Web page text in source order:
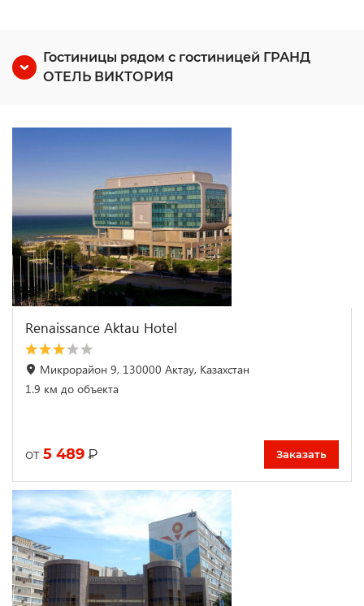
Гостиницы рядом с гостиницей ГРАНД
ОТЕЛЬ ВИКТОРИЯ
Renaissance Aktau Hotel
Микрорайон 9, 130000 Актау, Казахстан
1.9 км до объекта
от 5 489 ₽ Заказать